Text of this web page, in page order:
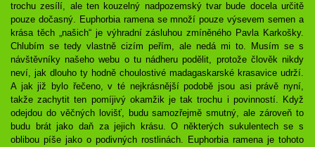
trochu zesílí, ale ten kouzelný nadpozemský tvar bude docela určitě
pouze dočasný. Euphorbia ramena se množí pouze výsevem semen a
krása těch „našich“ je výhradní zásluhou zmíněného Pavla Karkošky.
Chlubím se tedy vlastně cizím peřím, ale nedá mi to. Musím se s
návštěvníky našeho webu o tu nádheru podělit, protože člověk nikdy
neví, jak dlouho ty hodně choulostivé madagaskarské krasavice udrží.
A jak již bylo řečeno, v té nejkrásnější podobě jsou asi právě nyní,
takže zachytit ten pomíjivý okamžik je tak trochu i povinností. Když
odejdou do věčných lovišť, budu samozřejmě smutný, ale zároveň to
budu brát jako daň za jejich krásu. O některých sukulentech se s
oblibou píše jako o podivných rostlinách. Euphorbia ramena je tohoto